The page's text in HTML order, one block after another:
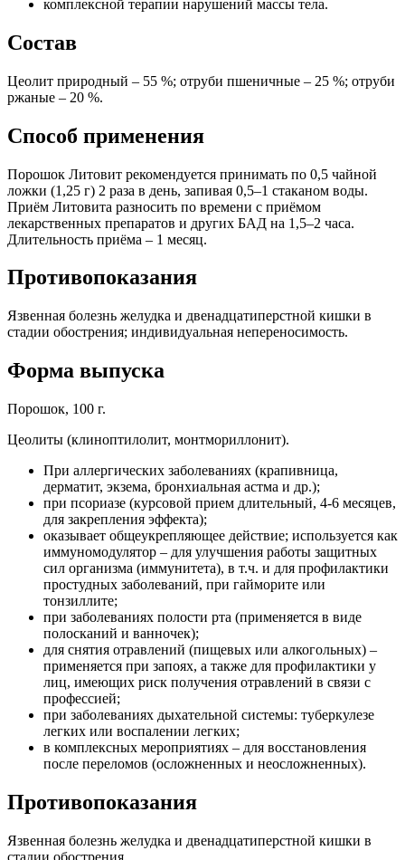
комплексной терапии нарушений массы тела.
Состав
Цеолит природный – 55 %; отруби пшеничные – 25 %; отруби
ржаные – 20 %.
Способ применения
Порошок Литовит рекомендуется принимать по 0,5 чайной
ложки (1,25 г) 2 раза в день, запивая 0,5–1 стаканом воды.
Приём Литовита разносить по времени с приёмом
лекарственных препаратов и других БАД на 1,5–2 часа.
Длительность приёма – 1 месяц.
Противопоказания
Язвенная болезнь желудка и двенадцатиперстной кишки в
стадии обострения; индивидуальная непереносимость.
Форма выпуска
Порошок, 100 г.
Цеолиты (клиноптилолит, монтмориллонит).
При аллергических заболеваниях (крапивница,
дерматит, экзема, бронхиальная астма и др.);
при псориазе (курсовой прием длительный, 4-6 месяцев,
для закрепления эффекта);
оказывает общеукрепляющее действие; используется как
иммуномодулятор – для улучшения работы защитных
сил организма (иммунитета), в т.ч. и для профилактики
простудных заболеваний, при гайморите или
тонзиллите;
при заболеваниях полости рта (применяется в виде
полосканий и ванночек);
для снятия отравлений (пищевых или алкогольных) –
применяется при запоях, а также для профилактики у
лиц, имеющих риск получения отравлений в связи с
профессией;
при заболеваниях дыхательной системы: туберкулезе
легких или воспалении легких;
в комплексных мероприятиях – для восстановления
после переломов (осложненных и неосложненных).
Противопоказания
Язвенная болезнь желудка и двенадцатиперстной кишки в
стадии обострения.